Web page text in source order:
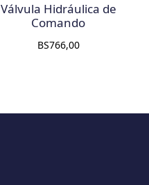
Válvula Hidráulica de
Comando
BS766,00